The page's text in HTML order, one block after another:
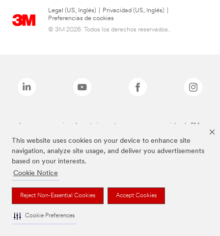
This website uses cookies on your device to enhance site
navigation, analyze site usage, and deliver you advertisements
based on your interests.
Cookie Notice
Reject Non-Essential Cookies Accept Cookies
Cookie Preferences
Legal (US, Inglés) Privacidad (US, Inglés)
Preferencias de cookies
© 3M 2026. Todos los derechos reservados..
Las marcas mencionadas anteriormente son marcas comerciales de 3M.